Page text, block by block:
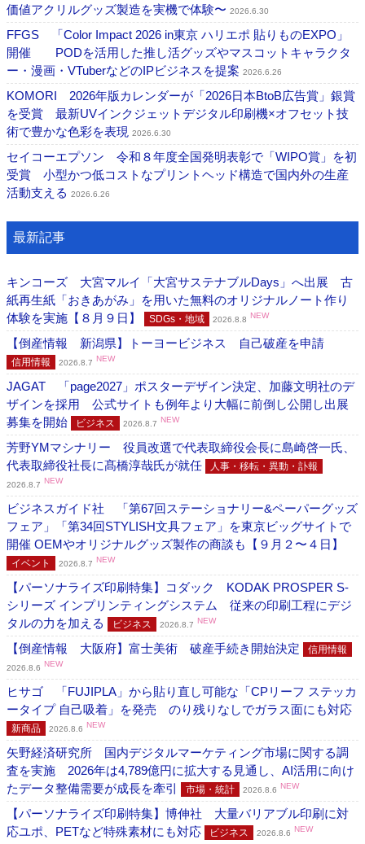
価値アクリルグッズ製造を実機で体験〜 2026.6.30
FFGS 「Color Impact 2026 in東京 ハリエポ 貼りものEXPO」
開催 PODを活用した推し活グッズやマスコットキャラクタ
ー・漫画・VTuberなどのIPビジネスを提案 2026.6.26
KOMORI 2026年版カレンダーが「2026日本BtoB広告賞」銀賞
を受賞 最新UVインクジェットデジタル印刷機×オフセット技
術で豊かな色彩を表現 2026.6.30
セイコーエプソン 令和８年度全国発明表彰で「WIPO賞」を初
受賞 小型かつ低コストなプリントヘッド構造で国内外の生産
活動支える 2026.6.26
最新記事
キンコーズ 大宮マルイ「大宮サステナブルDays」へ出展 古
紙再生紙「おきあがみ」を用いた無料のオリジナルノート作り
体験を実施【８月９日】
SDGs・地域 2026.8.8 NEW
【倒産情報 新潟県】トーヨービジネス 自己破産を申請
信用情報 2026.8.7 NEW
JAGAT 「page2027」ポスターデザイン決定、加藤文明社のデ
ザインを採用 公式サイトも例年より大幅に前倒し公開し出展
募集を開始
ビジネス 2026.8.7 NEW
芳野YMマシナリー 役員改選で代表取締役会長に島崎啓一氏、
代表取締役社長に髙橋淳哉氏が就任
人事・移転・異動・訃報
2026.8.7 NEW
ビジネスガイド社 「第67回ステーショナリー&ペーパーグッズ
フェア」「第34回STYLISH文具フェア」を東京ビッグサイトで
開催 OEMやオリジナルグッズ製作の商談も【９月２〜４日】
イベント 2026.8.7 NEW
【パーソナライズ印刷特集】コダック KODAK PROSPER S-
シリーズ インプリンティングシステム 従来の印刷工程にデジ
タルの力を加える
ビジネス 2026.8.7 NEW
【倒産情報 大阪府】富士美術 破産手続き開始決定 信用情報
2026.8.6 NEW
ヒサゴ 「FUJIPLA」から貼り直し可能な「CPリーフ ステッカ
ータイプ 自己吸着」を発売 のり残りなしでガラス面にも対応
新商品 2026.8.6 NEW
矢野経済研究所 国内デジタルマーケティング市場に関する調
査を実施 2026年は4,789億円に拡大する見通し、AI活用に向け
たデータ整備需要が成長を牽引
市場・統計 2026.8.6 NEW
【パーソナライズ印刷特集】博伸社 大量バリアブル印刷に対
応ユポ、PETなど特殊素材にも対応
ビジネス 2026.8.6 NEW